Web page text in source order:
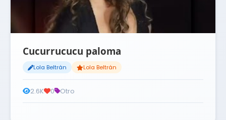
Cucurrucucu paloma
Lola Beltrán Lola Beltrán
2.6K 0 Otro